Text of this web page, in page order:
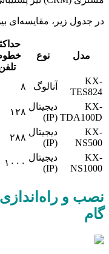
در جدول زیر، مقایسه‌ای
مدل نوع
KX-
TES824
آنالوگ ۸
KX-
TDA100D
دیجیتال
(IP)
۱۲۸
KX-
NS500
دیجیتال
(IP)
۲۸۸
KX-
NS1000
دیجیتال
(IP)
۱۰۰۰
نصب و راه‌اندازی
گام